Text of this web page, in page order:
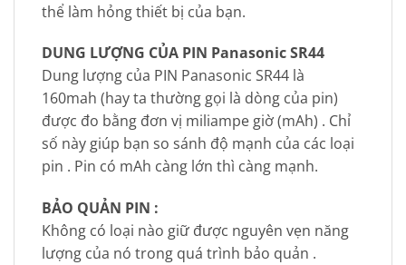
thể làm hỏng thiết bị của bạn.
DUNG LƯỢNG CỦA PIN Panasonic SR44
Dung lượng của PIN Panasonic SR44 là
160mah (hay ta thường gọi là dòng của pin)
được đo bằng đơn vị miliampe giờ (mAh) . Chỉ
số này giúp bạn so sánh độ mạnh của các loại
pin . Pin có mAh càng lớn thì càng mạnh.
BẢO QUẢN PIN :
Không có loại nào giữ được nguyên vẹn năng
lượng của nó trong quá trình bảo quản .